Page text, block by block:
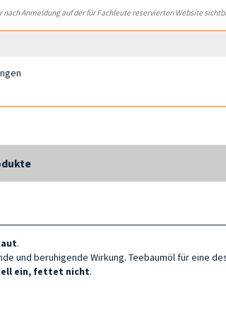
nach Anmeldung auf der für Fachleute reservierten Website
.
und beruhigende Wirkung. Teebaumöl für eine
ein, fettet nicht.